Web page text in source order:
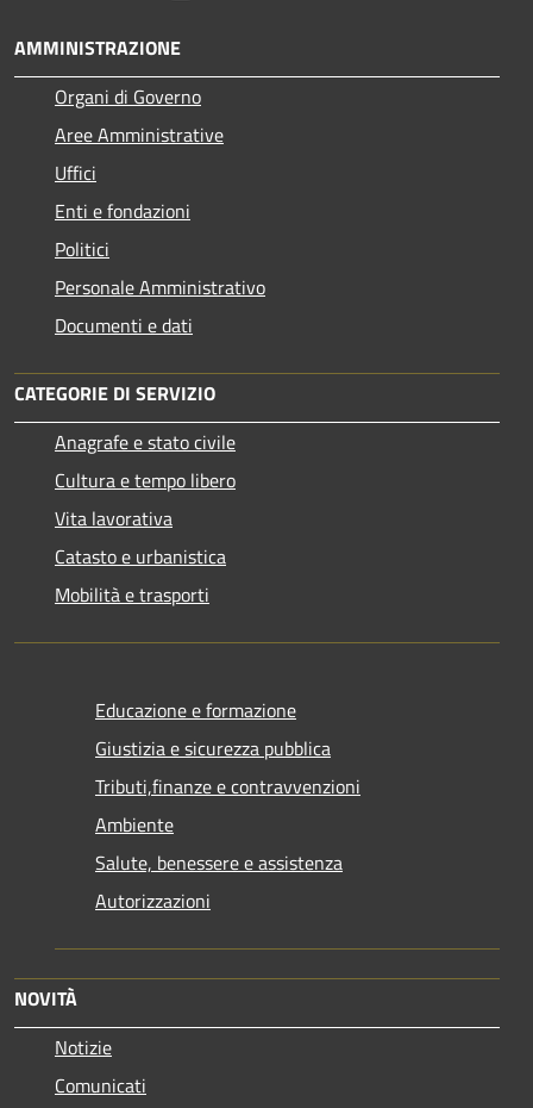
AMMINISTRAZIONE
Organi di Governo
Aree Amministrative
Uffici
Enti e fondazioni
Politici
Personale Amministrativo
Documenti e dati
CATEGORIE DI SERVIZIO
Anagrafe e stato civile
Cultura e tempo libero
Vita lavorativa
Catasto e urbanistica
Mobilità e trasporti
Educazione e formazione
Giustizia e sicurezza pubblica
Tributi,finanze e contravvenzioni
Ambiente
Salute, benessere e assistenza
Autorizzazioni
NOVITÀ
Notizie
Comunicati